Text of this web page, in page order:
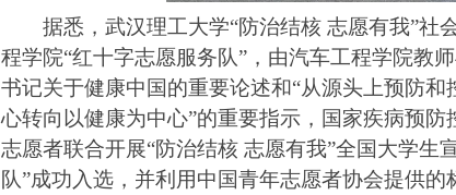
据悉，武汉理工大学“防治结核 志愿有我”社
程学院“红十字志愿服务队”，由汽车工程学院教
书记关于健康中国的重要论述和“从源头上预防
心转向以健康为中心”的重要指示，国家疾病预
志愿者联合开展“防治结核 志愿有我”全国大学生
队”成功入选，并利用中国青年志愿者协会提供